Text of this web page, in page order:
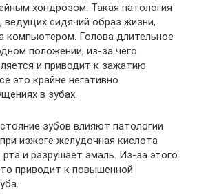
хондрозом. Такая патология
ведущих сидячий образ жизни,
компьютером. Голова длительное
положении, из-за чего
и приводит к зажатию
это крайне негативно
в зубах.
зубов влияют патологии
изжоге желудочная кислота
и разрушает эмаль. Из-за этого
приводит к повышенной